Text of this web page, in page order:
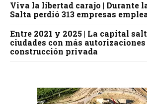
Viva la libertad carajo | Durante
Salta perdió 313 empresas
Entre 2021 y 2025 | La capital
ciudades con más
construcción privada